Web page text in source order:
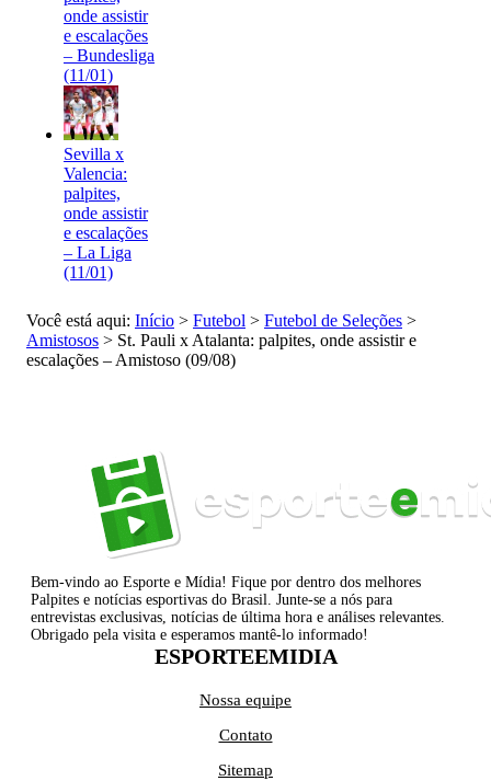
onde assistir
e escalações
– Bundesliga
(11/01)
Sevilla x
Valencia:
palpites,
onde assistir
e escalações
– La Liga
(11/01)
Você está aqui: Início > Futebol > Futebol de Seleções >
Amistosos > St. Pauli x Atalanta: palpites, onde assistir e
escalações – Amistoso (09/08)
Bem-vindo ao Esporte e Mídia! Fique por dentro dos melhores
Palpites e notícias esportivas do Brasil. Junte-se a nós para
entrevistas exclusivas, notícias de última hora e análises relevantes.
Obrigado pela visita e esperamos mantê-lo informado!
ESPORTEEMIDIA
Nossa equipe
Contato
Sitemap